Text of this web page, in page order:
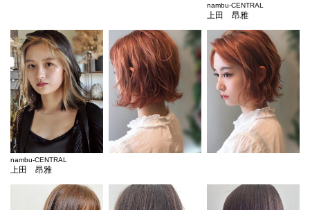
nambu-CENTRAL
上田 昂雅
nambu-CENTRAL
上田 昂雅